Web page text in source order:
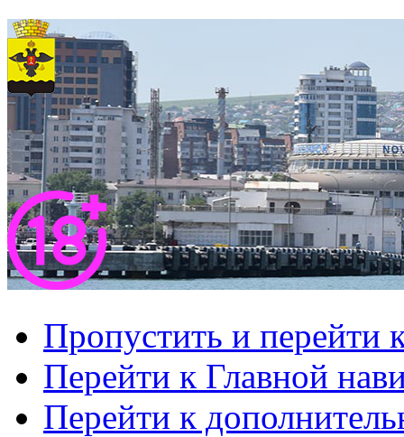
Пропустить и перейти
Перейти к Главной
Перейти к